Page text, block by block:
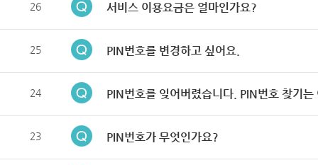
26 서비스 이용요금은 얼마인가요?
25 PIN번호를 변경하고 싶어요.
24 PIN번호를 잊어버렸습니다. PIN번호 찾기는
23 PIN번호가 무엇인가요?